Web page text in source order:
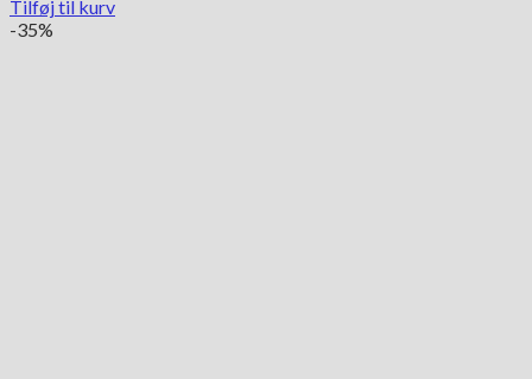
Tilføj til kurv
-35%